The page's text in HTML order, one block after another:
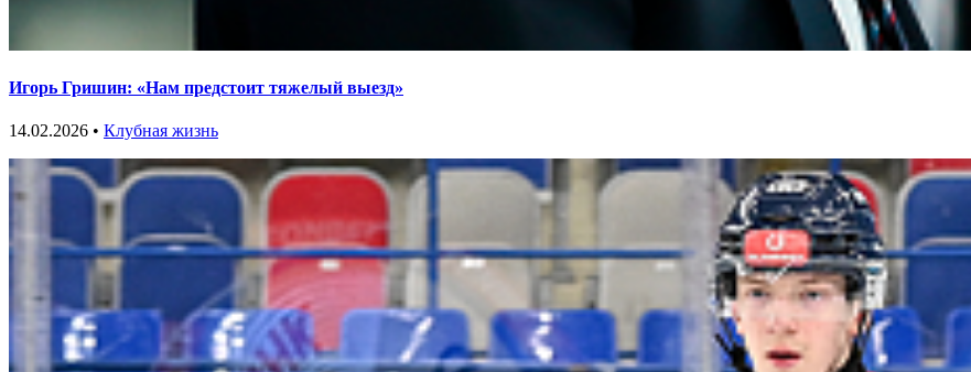
Игорь Гришин: «Нам предстоит тяжелый выезд»
14.02.2026 • Клубная жизнь